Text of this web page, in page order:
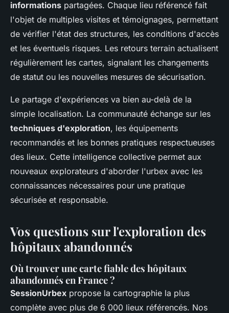
informations partagées. Chaque lieu référencé fait
l'objet de multiples visites et témoignages, permettant
de vérifier l'état des structures, les conditions d'accès
et les éventuels risques. Les retours terrain actualisent
régulièrement les cartes, signalant les changements
de statut ou les nouvelles mesures de sécurisation.
Le partage d'expériences va bien au-delà de la
simple localisation. La communauté échange sur les
techniques d'exploration, les équipements
recommandés et les bonnes pratiques respectueuses
des lieux. Cette intelligence collective permet aux
nouveaux explorateurs d'aborder l'urbex avec les
connaissances nécessaires pour une pratique
sécurisée et responsable.
Vos questions sur l'exploration des
hôpitaux abandonnés
Où trouver une carte fiable des hôpitaux
abandonnés en France ?
SessionUrbex propose la cartographie la plus
complète avec plus de 6 000 lieux référencés. Nos